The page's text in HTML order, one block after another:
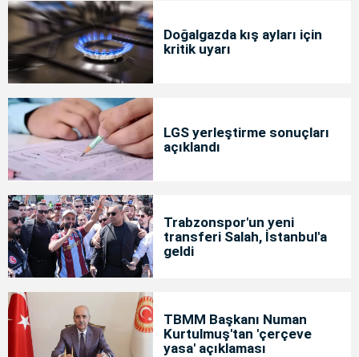
Doğalgazda kış ayları için
kritik uyarı
LGS yerleştirme sonuçları
açıklandı
Trabzonspor'un yeni
transferi Salah, İstanbul'a
geldi
TBMM Başkanı Numan
Kurtulmuş'tan 'çerçeve
yasa' açıklaması